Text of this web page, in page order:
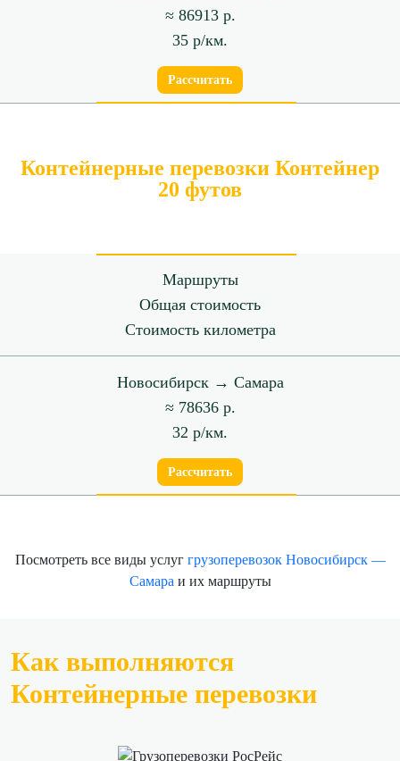
≈ 86913 р.
35 р/км.
Рассчитать
Контейнерные перевозки Контейнер
20 футов
Маршруты
Общая стоимость
Стоимость километра
Новосибирск → Самара
≈ 78636 р.
32 р/км.
Рассчитать
Посмотреть все виды услуг грузоперевозок Новосибирск —
Самара и их маршруты
Как выполняются
Контейнерные перевозки